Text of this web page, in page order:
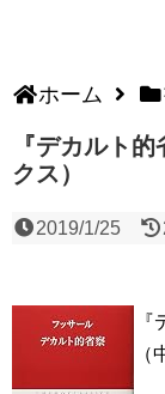
ホーム
『デカルト
クス）
2019/1/25
（